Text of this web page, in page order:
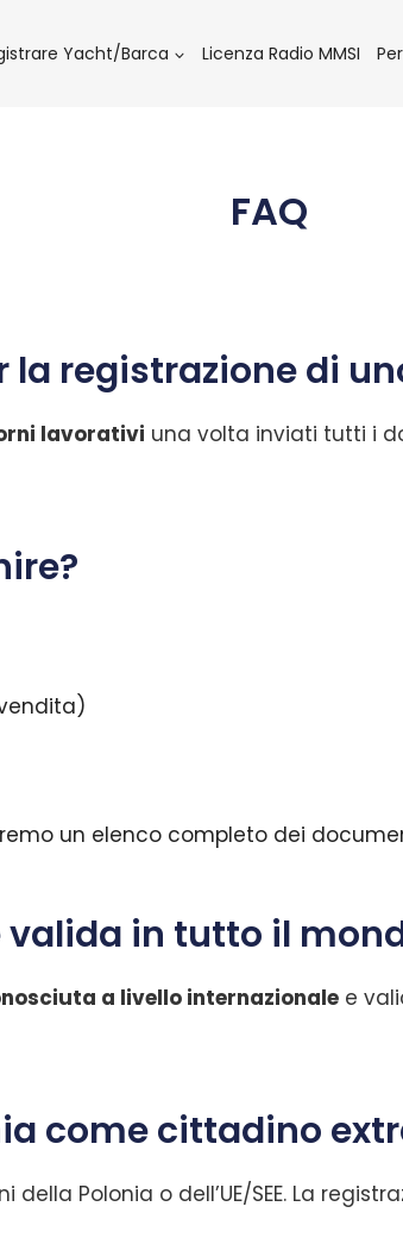
Yacht/Barca Licenza Radio MMSI
FAQ
la registrazione di
lavorativi una volta inviati tutti i
un elenco completo dei
valida in tutto il
a livello internazionale e
come cittadino
Polonia o dell’UE/SEE. La